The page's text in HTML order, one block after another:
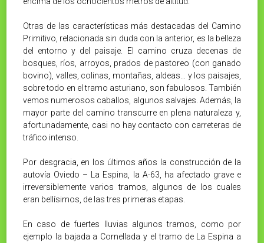
Otras de las características más destacadas del Camino
Primitivo, relacionada sin duda con la anterior, es la belleza
del entorno y del paisaje. El camino cruza decenas de
bosques, ríos, arroyos, prados de pastoreo (con ganado
bovino), valles, colinas, montañas, aldeas… y los paisajes,
sobre todo en el tramo asturiano, son fabulosos. También
vemos numerosos caballos, algunos salvajes. Además, la
mayor parte del camino transcurre en plena naturaleza y,
afortunadamente, casi no hay contacto con carreteras de
tráfico intenso.
Por desgracia, en los últimos años la construcción de la
autovía Oviedo – La Espina, la A-63, ha afectado grave e
irreversiblemente varios tramos, algunos de los cuales
eran bellísimos, de las tres primeras etapas.
En caso de fuertes lluvias algunos tramos, como por
ejemplo la bajada a Cornellada y el tramo de La Espina a